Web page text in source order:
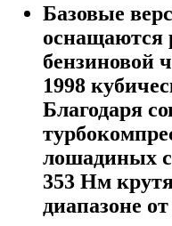
Базовые
оснащаются
бензиновой
1998
Благодаря
лошадиных
353 Нм
диапазоне